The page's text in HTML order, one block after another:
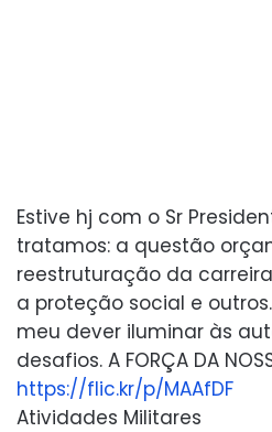
Estive hj com o Sr
tratamos: a questão
reestruturação da
a proteção social e
meu dever iluminar às
desafios. A FORÇA DA
https://flic.kr/p/MAAfDF
Atividades Militares